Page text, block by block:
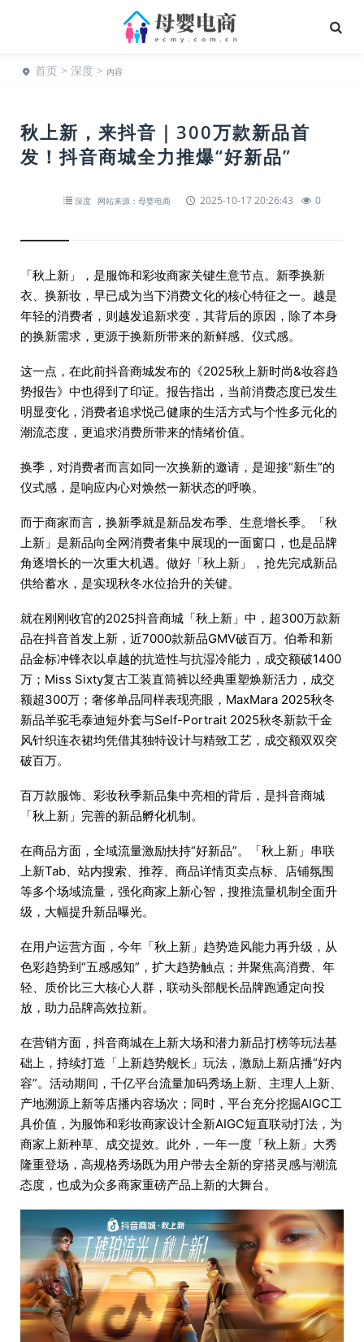
首页 > 深度 > 内容
秋上新，来抖音｜300万款新品首
发！抖音商城全力推爆“好新品”
深度 网站来源：母婴电商 2025-10-17 20:26:43 0
「秋上新」，是服饰和彩妆商家关键生意节点。新季换新
衣、换新妆，早已成为当下消费文化的核心特征之一。越是
年轻的消费者，则越发追新求变，其背后的原因，除了本身
的换新需求，更源于换新所带来的新鲜感、仪式感。
这一点，在此前抖音商城发布的《2025秋上新时尚&妆容趋
势报告》中也得到了印证。报告指出，当前消费态度已发生
明显变化，消费者追求悦己健康的生活方式与个性多元化的
潮流态度，更追求消费所带来的情绪价值。
换季，对消费者而言如同一次换新的邀请，是迎接“新生”的
仪式感，是响应内心对焕然一新状态的呼唤。
而于商家而言，换新季就是新品发布季、生意增长季。「秋
上新」是新品向全网消费者集中展现的一面窗口，也是品牌
角逐增长的一次重大机遇。做好「秋上新」，抢先完成新品
供给蓄水，是实现秋冬水位抬升的关键。
就在刚刚收官的2025抖音商城「秋上新」中，超300万款新
品在抖音首发上新，近7000款新品GMV破百万。伯希和新
品金标冲锋衣以卓越的抗造性与抗湿冷能力，成交额破1400
万；Miss Sixty复古工装直筒裤以经典重塑焕新活力，成交
额超300万；奢侈单品同样表现亮眼，MaxMara 2025秋冬
新品羊驼毛泰迪短外套与Self-Portrait 2025秋冬新款千金
风针织连衣裙均凭借其独特设计与精致工艺，成交额双双突
破百万。
百万款服饰、彩妆秋季新品集中亮相的背后，是抖音商城
「秋上新」完善的新品孵化机制。
在商品方面，全域流量激励扶持“好新品”。「秋上新」串联
上新Tab、站内搜索、推荐、商品详情页卖点标、店铺氛围
等多个场域流量，强化商家上新心智，搜推流量机制全面升
级，大幅提升新品曝光。
在用户运营方面，今年「秋上新」趋势造风能力再升级，从
色彩趋势到“五感感知”，扩大趋势触点；并聚焦高消费、年
轻、质价比三大核心人群，联动头部舰长品牌跑通定向投
放，助力品牌高效拉新。
在营销方面，抖音商城在上新大场和潜力新品打榜等玩法基
础上，持续打造「上新趋势舰长」玩法，激励上新店播“好内
容”。活动期间，千亿平台流量加码秀场上新、主理人上新、
产地溯源上新等店播内容场次；同时，平台充分挖掘AIGC工
具价值，为服饰和彩妆商家设计全新AIGC短直联动打法，为
商家上新种草、成交提效。此外，一年一度「秋上新」大秀
隆重登场，高规格秀场既为用户带去全新的穿搭灵感与潮流
态度，也成为众多商家重磅产品上新的大舞台。